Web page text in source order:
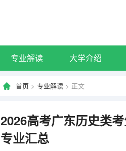
专业解读 大学介绍
首页 > 专业解读 > 正文
2026高考广东历史类
专业汇总